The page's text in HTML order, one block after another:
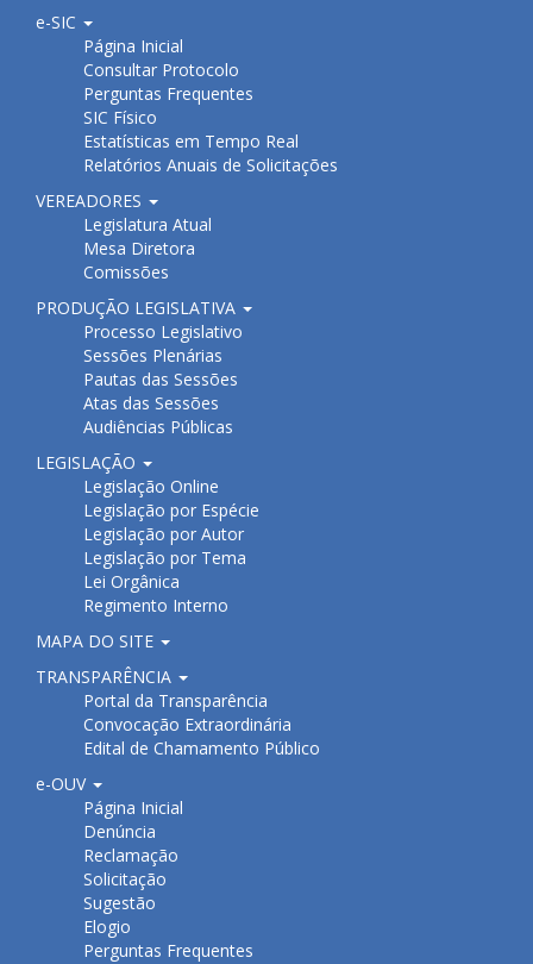
e-SIC
Página Inicial
Consultar Protocolo
Perguntas Frequentes
SIC Físico
Estatísticas em Tempo Real
Relatórios Anuais de Solicitações
VEREADORES
Legislatura Atual
Mesa Diretora
Comissões
PRODUÇÃO LEGISLATIVA
Processo Legislativo
Sessões Plenárias
Pautas das Sessões
Atas das Sessões
Audiências Públicas
LEGISLAÇÃO
Legislação Online
Legislação por Espécie
Legislação por Autor
Legislação por Tema
Lei Orgânica
Regimento Interno
MAPA DO SITE
TRANSPARÊNCIA
Portal da Transparência
Convocação Extraordinária
Edital de Chamamento Público
e-OUV
Página Inicial
Denúncia
Reclamação
Solicitação
Sugestão
Elogio
Perguntas Frequentes